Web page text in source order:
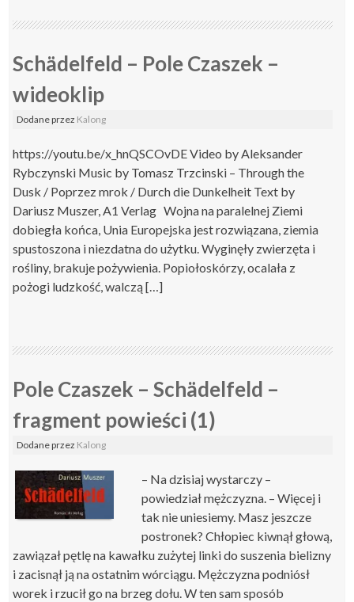
Schädelfeld – Pole Czaszek –
wideoklip
Dodaneprzez Kalong
https://youtu.be/x_hnQSCOvDE Video by Aleksander
Rybczynski Music by Tomasz Trzcinski – Through the
Dusk / Poprzez mrok / Durch die Dunkelheit Text by
Dariusz Muszer, A1 Verlag Wojna na paralelnej Ziemi
dobiegła końca, Unia Europejska jest rozwiązana, ziemia
spustoszona i niezdatna do użytku. Wyginęły zwierzęta i
rośliny, brakuje pożywienia. Popiołoskórzy, ocalała z
pożogi ludzkość, walczą […]
Pole Czaszek – Schädelfeld –
fragment powieści (1)
Dodaneprzez Kalong
– Na dzisiaj wystarczy –
powiedział mężczyzna. – Więcej i
tak nie uniesiemy. Masz jeszcze
postronek? Chłopiec kiwnął głową,
zawiązał pętlę na kawałku zużytej linki do suszenia bielizny
i zacisnął ją na ostatnim wórciągu. Mężczyzna podniósł
worek i rzucił go na brzeg dołu. W ten sam sposób